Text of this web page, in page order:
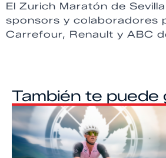
El Zurich Maratón de
sponsors y colaboradores
Carrefour, Renault y ABC
También te puede